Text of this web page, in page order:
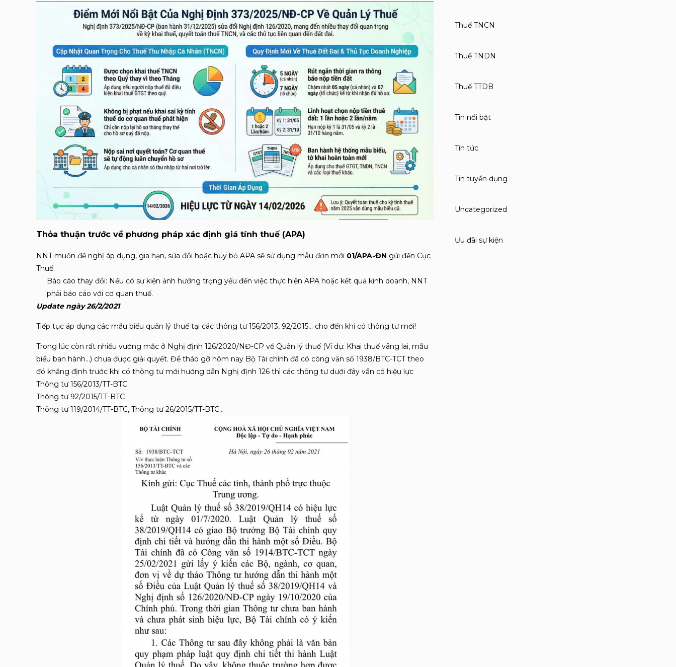
Thỏa thuận trước về phương pháp xác định giá tính thuế (APA)
NNT muốn đề nghị áp dụng, gia hạn, sửa đổi hoặc hủy bỏ APA sẽ sử dụng mẫu đơn mới 01/APA-ĐN gửi đến Cục
Thuế.
Báo cáo thay đổi: Nếu có sự kiện ảnh hưởng trọng yếu đến việc thực hiện APA hoặc kết quả kinh doanh, NNT
phải báo cáo với cơ quan thuế.
Update ngày 26/2/2021
Tiếp tục áp dụng các mẫu biểu quản lý thuế tại các thông tư 156/2013, 92/2015… cho đến khi có thông tư mới!
Trong lúc còn rất nhiều vướng mắc ở Nghị định 126/2020/NĐ-CP về Quản lý thuế (Ví dụ: Khai thuế vãng lai, mẫu
biểu ban hành…) chưa được giải quyết. Để tháo gỡ hôm nay Bộ Tài chính đã có công văn số 1938/BTC-TCT theo
đó khẳng định trước khi có thông tư mới hướng dẫn Nghị định 126 thì các thông tư dưới đây vẫn có hiệu lực
Thông tư 156/2013/TT-BTC
Thông tư 92/2015/TT-BTC
Thông tư 119/2014/TT-BTC, Thông tư 26/2015/TT-BTC…
Thuế TNCN
Thuế TNDN
Thuế TTDB
Tin nổi bật
Tin tức
Tin tuyển dụng
Uncategorized
Ưu đãi sự kiện